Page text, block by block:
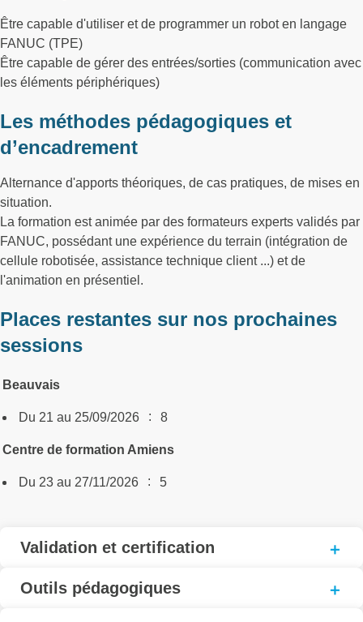
Être capable d'utiliser et de programmer un robot en langage
FANUC (TPE)
Être capable de gérer des entrées/sorties (communication avec
les éléments périphériques)
Les méthodes pédagogiques et
d’encadrement
Alternance d'apports théoriques, de cas pratiques, de mises en
situation.
La formation est animée par des formateurs experts validés par
FANUC, possédant une expérience du terrain (intégration de
cellule robotisée, assistance technique client ...) et de
l'animation en présentiel.
Places restantes sur nos prochaines
sessions
Beauvais
Du 21 au 25/09/2026 : 8
Centre de formation Amiens
Du 23 au 27/11/2026 : 5
Validation et certification
Outils pédagogiques